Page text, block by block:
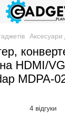
Аксесуари
HDMI/
MDPA-
4 відгуки